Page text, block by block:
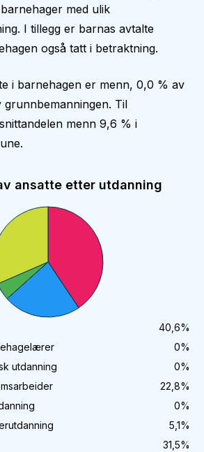
med ulik
I tillegg er barnas avtalte
også tatt i betraktning.
i barnehagen er menn, 0,0 % av
Til
menn 9,6 % i
ansatte etter utdanning
40,6%
0%
utdanning
0%
22,8%
0%
5,1%
31,5%